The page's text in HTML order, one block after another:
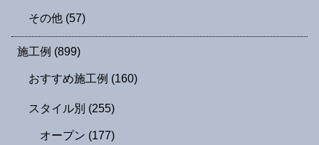
その他 (57)
施工例 (899)
おすすめ施工例 (160)
スタイル別 (255)
オープン (177)